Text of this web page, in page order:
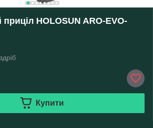
HOLOSUN ARO-EVO-
Купити